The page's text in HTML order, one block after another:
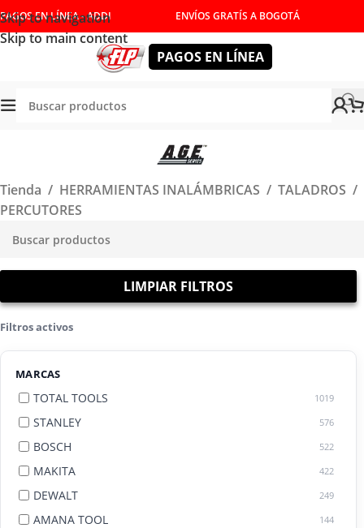
Skip to navigation
Skip to main content
PAGOS EN LÍNEA - ADDI ENVÍOS GRATÍS A BOGOTÁ
PAGOS EN LÍNEA
Tienda / HERRAMIENTAS INALÁMBRICAS / TALADROS /
PERCUTORES
LIMPIAR FILTROS
Filtros activos
MARCAS
TOTAL TOOLS 1019
STANLEY 576
BOSCH 522
MAKITA 422
DEWALT 249
AMANA TOOL 144